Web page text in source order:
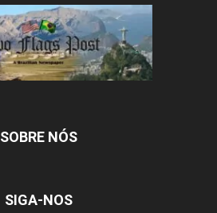
SOBRE NÓS
SIGA-NOS